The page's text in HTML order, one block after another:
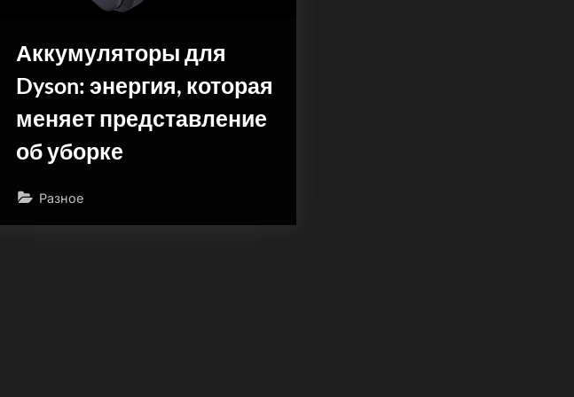
Аккумуляторы для
Dyson: энергия, которая
меняет представление
об уборке
Разное